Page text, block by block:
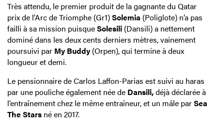
Très attendu, le premier produit de la gagnante du Qatar
prix de l’Arc de Triomphe (Gr1)Solemia (Poliglote) n’a pas
failli à sa mission puisqueSolesili (Dansili) a nettement
dominé dans les deux cents derniers mètres, vainement
poursuivi par My Buddy (Orpen), qui termine à deux
longueur et demi.
Le pensionnaire de Carlos Laffon-Parias est suivi au haras
par une pouliche également née de Dansili,déjà déclarée à
l’entraînement chez le même entraîneur, et un mâle parSea
The Stars né en 2017.